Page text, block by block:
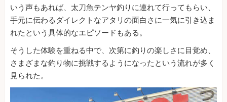
いう声もあれば、太刀魚テンヤ釣りに連れて行ってもらい、
手元に伝わるダイレクトなアタリの面白さに一気に引き込ま
れたという具体的なエピソードもある。
そうした体験を重ねる中で、次第に釣りの楽しさに目覚め、
さまざまな釣り物に挑戦するようになったという流れが多く
見られた。